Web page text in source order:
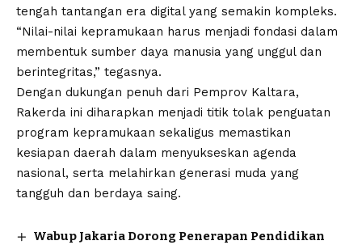
tengah tantangan era digital yang semakin kompleks.
“Nilai-nilai kepramukaan harus menjadi fondasi dalam
membentuk sumber daya manusia yang unggul dan
berintegritas,” tegasnya.
Dengan dukungan penuh dari Pemprov Kaltara,
Rakerda ini diharapkan menjadi titik tolak penguatan
program kepramukaan sekaligus memastikan
kesiapan daerah dalam menyukseskan agenda
nasional, serta melahirkan generasi muda yang
tangguh dan berdaya saing.
Wabup Jakaria Dorong Penerapan Pendidikan